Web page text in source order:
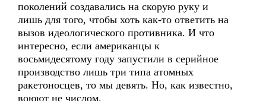
поколений создавались на скорую руку и
лишь для того, чтобы хоть как-то ответить на
вызов идеологического противника. И что
интересно, если американцы к
восьмидесятому году запустили в серийное
производство лишь три типа атомных
ракетоносцев, то мы девять. Но, как известно,
воюют не числом.